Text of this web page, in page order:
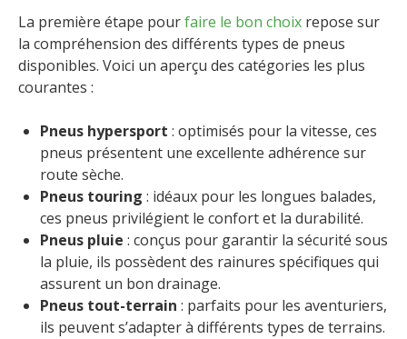
La première étape pourfaire le bon choix repose sur
la compréhension des différents types de pneus
disponibles. Voici un aperçu des catégories les plus
courantes :
Pneus hypersport : optimisés pour la vitesse, ces
pneus présentent une excellente adhérence sur
route sèche.
Pneus touring : idéaux pour les longues balades,
ces pneus privilégient le confort et la durabilité.
Pneus pluie : conçus pour garantir la sécurité sous
la pluie, ils possèdent des rainures spécifiques qui
assurent un bon drainage.
Pneus tout-terrain : parfaits pour les aventuriers,
ils peuvent s’adapter à différents types de terrains.